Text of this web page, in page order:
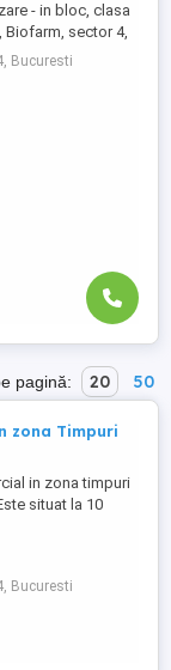
- in bloc, clasa
Biofarm, sector 4,
dotari si finisaje:
perete faianta,
spatiu 2.6 m,
Dotari
Servicii
Bucuresti
pagină: 20 50
zona Timpuri
in zona timpuri
situat la 10
video, sistem
de telefon.
Bucuresti